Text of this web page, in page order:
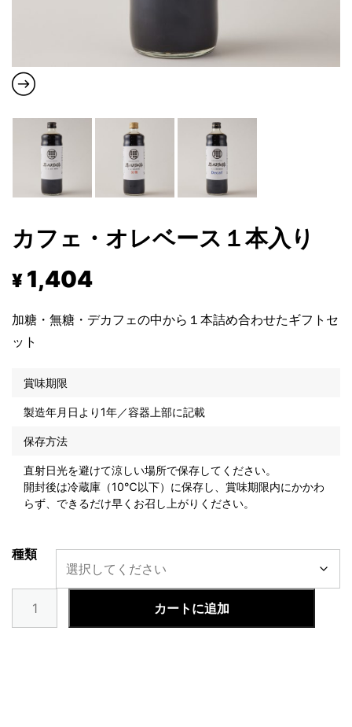
カフェ・オレベース１本入り
¥ 1,404
加糖・無糖・デカフェの中から１本詰め合わせたギフトセ
ット
賞味期限
製造年月日より1年／容器上部に記載
保存方法
直射日光を避けて涼しい場所で保存してください。
開封後は冷蔵庫（10℃以下）に保存し、賞味期限内にかかわ
らず、できるだけ早くお召し上がりください。
種類
カートに追加